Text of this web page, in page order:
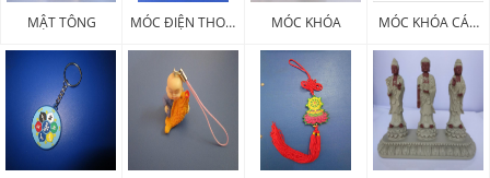
MẬT TÔNG
MÓC ĐIỆN THOẠI
MÓC KHÓA
MÓC KHÓA CÁC